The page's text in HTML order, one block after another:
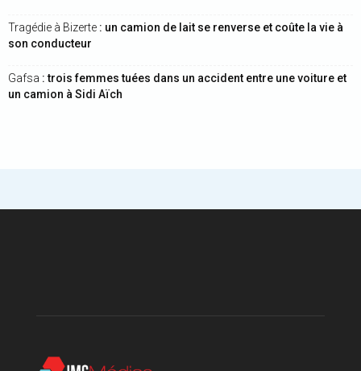
Tragédie à Bizerte : un camion de lait se renverse et coûte la vie à
son conducteur
Gafsa : trois femmes tuées dans un accident entre une voiture et
un camion à Sidi Aïch